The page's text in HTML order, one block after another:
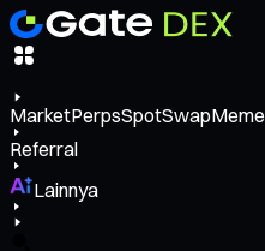
MarketPerpsSpotSwapMeme
Referral
Lainnya